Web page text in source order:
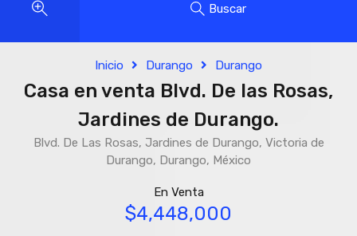
Buscar
Inicio Durango Durango
Casa en venta Blvd. De las Rosas,
Jardines de Durango.
Blvd. De Las Rosas, Jardines de Durango, Victoria de
Durango, Durango, México
En Venta
$4,448,000